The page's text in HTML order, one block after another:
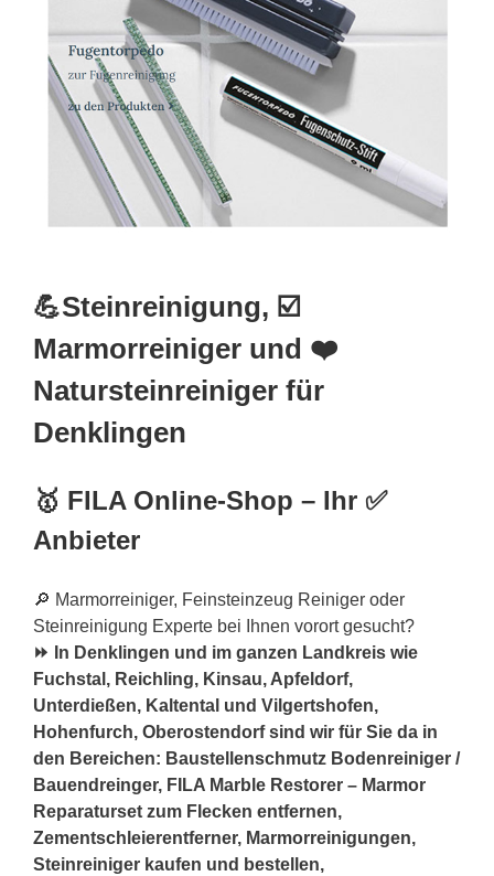
💪Steinreinigung, ☑️
Marmorreiniger und ❤️
Natursteinreiniger für
Denklingen
🥇 FILA Online-Shop – Ihr ✅
Anbieter
🔎 Marmorreiniger, Feinsteinzeug Reiniger oder
Steinreinigung Experte bei Ihnen vorort gesucht?
⏩ In Denklingen und im ganzen Landkreis wie
Fuchstal, Reichling, Kinsau, Apfeldorf,
Unterdießen, Kaltental und Vilgertshofen,
Hohenfurch, Oberostendorf sind wir für Sie da in
den Bereichen: Baustellenschmutz Bodenreiniger /
Bauendreinger, FILA Marble Restorer – Marmor
Reparaturset zum Flecken entfernen,
Zementschleierentferner, Marmorreinigungen,
Steinreiniger kaufen und bestellen,